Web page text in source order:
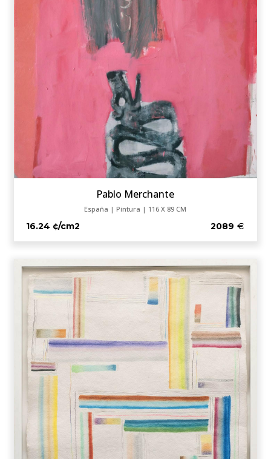
Pablo Merchante
España | Pintura | 116 X 89 CM
16.24 ¢/cm2 2089